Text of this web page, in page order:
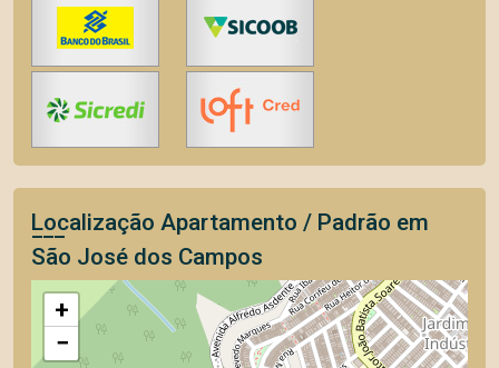
Localização Apartamento / Padrão em
São José dos Campos
+
−